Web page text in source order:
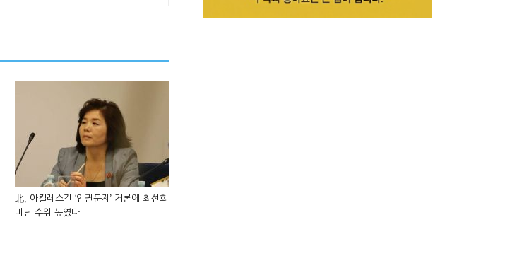
北, 아킬레스건 ‘인권문제’ 거론에 최선희
비난 수위 높였다